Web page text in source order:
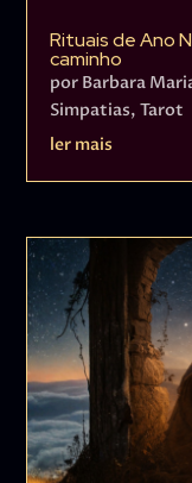
Rituais de Ano
caminho
por Barbara
Simpatias,Tarot
ler mais